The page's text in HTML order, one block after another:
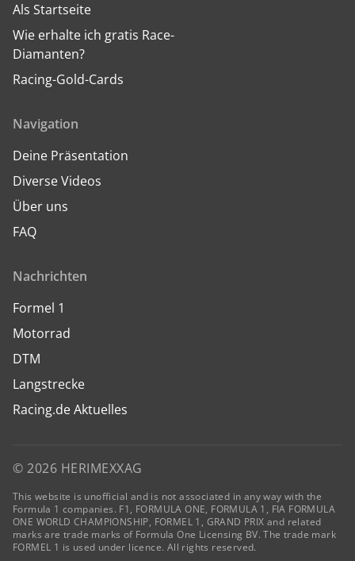
Als Startseite
Wie erhalte ich gratis Race-
Diamanten?
Racing-Gold-Cards
Navigation
Deine Präsentation
Diverse Videos
Über uns
FAQ
Nachrichten
Formel 1
Motorrad
DTM
Langstrecke
Racing.de Aktuelles
© 2026 HERIMEXXAG
This website is unofficial and is not associated in any way with the
Formula 1 companies. F1, FORMULA ONE, FORMULA 1, FIA FORMULA
ONE WORLD CHAMPIONSHIP, FORMEL 1, GRAND PRIX and related
marks are trade marks of Formula One Licensing BV. The trade mark
FORMEL 1 is used under licence. All rights reserved.